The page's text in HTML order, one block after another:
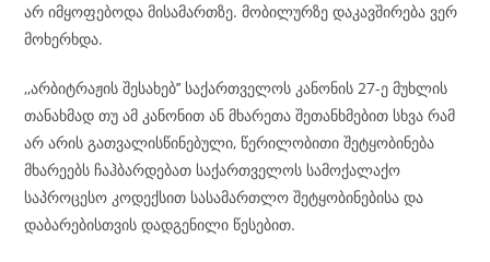
არ იმყოფებოდა მისამართზე. მობილურზე დაკავშირება ვერ
მოხერხდა.
,,არბიტრაჟის შესახებ’’ საქართველოს კანონის 27-ე მუხლის
თანახმად თუ ამ კანონით ან მხარეთა შეთანხმებით სხვა რამ
არ არის გათვალისწინებული, წერილობითი შეტყობინება
მხარეებს ჩაჰბარდებათ საქართველოს სამოქალაქო
საპროცესო კოდექსით სასამართლო შეტყობინებისა და
დაბარებისთვის დადგენილი წესებით.